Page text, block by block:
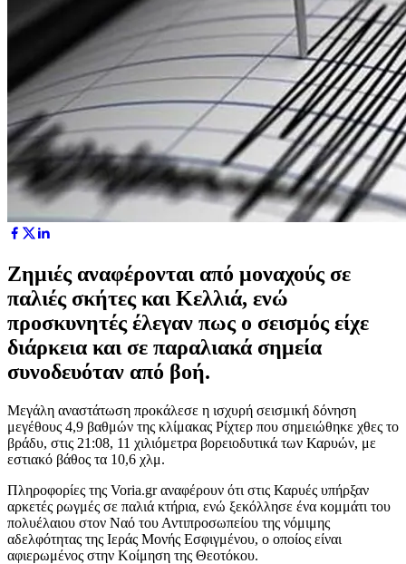
Ζημιές αναφέρονται από μοναχούς σε
παλιές σκήτες και Κελλιά, ενώ
προσκυνητές έλεγαν πως ο σεισμός είχε
διάρκεια και σε παραλιακά σημεία
συνοδευόταν από βοή.
Μεγάλη αναστάτωση προκάλεσε η ισχυρή σεισμική δόνηση
μεγέθους 4,9 βαθμών της κλίμακας Ρίχτερ που σημειώθηκε χθες το
βράδυ, στις 21:08, 11 χιλιόμετρα βορειοδυτικά των Καρυών, με
εστιακό βάθος τα 10,6 χλμ.
Πληροφορίες της Voria.gr αναφέρουν ότι στις Καρυές υπήρξαν
αρκετές ρωγμές σε παλιά κτήρια, ενώ ξεκόλλησε ένα κομμάτι του
πολυέλαιου στον Ναό του Αντιπροσωπείου της νόμιμης
αδελφότητας της Ιεράς Μονής Εσφιγμένου, ο οποίος είναι
αφιερωμένος στην Κοίμηση της Θεοτόκου.